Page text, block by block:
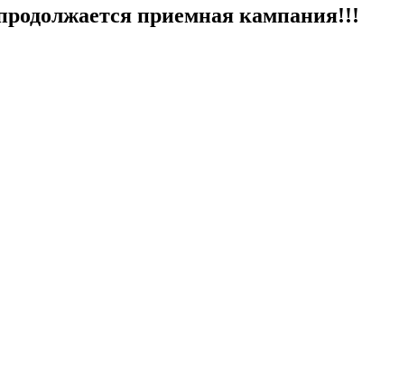
приемная кампания!!!